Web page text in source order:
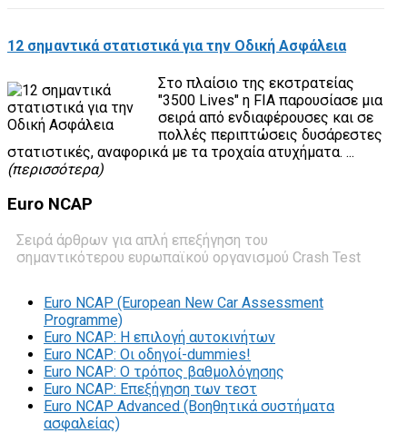
12 σημαντικά στατιστικά για την Οδική Ασφάλεια
Στο πλαίσιο της εκστρατείας
"3500 Lives" η FIA παρουσίασε μια
σειρά από ενδιαφέρουσες και σε
πολλές περιπτώσεις δυσάρεστες
στατιστικές, αναφορικά με τα τροχαία ατυχήματα. ...
(περισσότερα)
Euro NCAP
Σειρά άρθρων για απλή επεξήγηση του
σημαντικότερου ευρωπαϊκού οργανισμού Crash Test
Euro NCAP (European New Car Assessment
Programme)
Euro NCAP: Η επιλογή αυτοκινήτων
Euro NCAP: Οι οδηγοί-dummies!
Euro NCAP: O τρόπος βαθμολόγησης
Euro NCAP: Επεξήγηση των τεστ
Euro NCAP Advanced (Βοηθητικά συστήματα
ασφαλείας)